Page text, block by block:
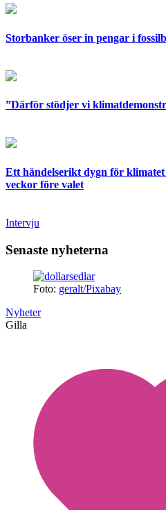
Storbanker öser in pengar i
”Därför stödjer vi
Ett händelserikt dygn för
veckor före valet
Intervju
Senaste nyheterna
Foto: geralt/Pixabay
Nyheter
Gilla